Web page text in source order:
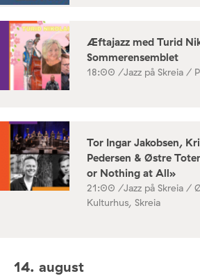
Æftajazz med Turid
Sommerensemblet
18:00 /Jazz på Skreia /
Tor Ingar Jakobsen,
Pedersen & Østre
or Nothing at All»
21:00 /Jazz på Skreia /
Kulturhus, Skreia
14. august